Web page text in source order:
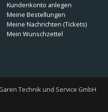
Kundenkonto anlegen
Meine Bestellungen
Meine Nachrichten (Tickets)
Mein Wunschzettel
Technik und Service GmbH